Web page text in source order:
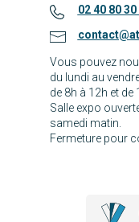
02 40 80 30
Vous pouvez
du lundi au
de 8h à 12h et de
Salle expo
samedi matin.
Fermeture pour